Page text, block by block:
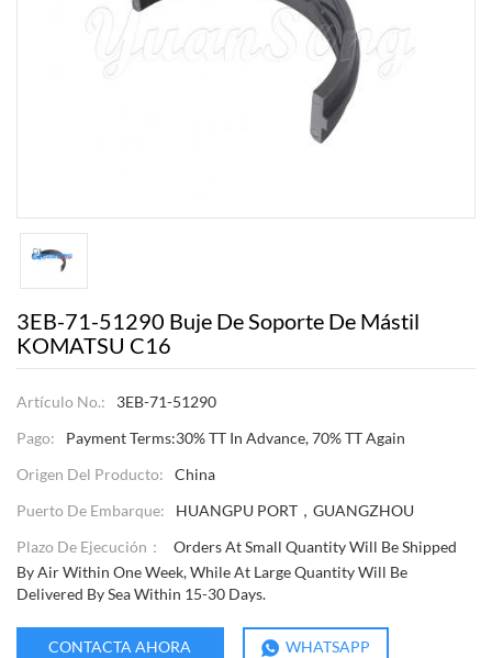
3EB-71-51290 Buje De Soporte De Mástil
KOMATSU C16
Artículo No.:
3EB-71-51290
Pago:
Payment Terms:30% TT In Advance, 70% TT Again
Origen Del Producto:
China
Puerto De Embarque:
HUANGPU PORT，GUANGZHOU
Plazo De Ejecución：
Orders At Small Quantity Will Be Shipped
By Air Within One Week, While At Large Quantity Will Be
Delivered By Sea Within 15-30 Days.
CONTACTA AHORA WHATSAPP